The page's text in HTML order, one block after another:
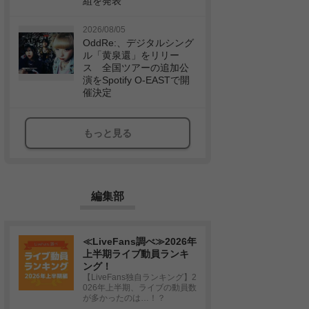
2026/08/05
OddRe:、デジタルシング
ル「黄泉還」をリリー
ス 全国ツアーの追加公
演をSpotify O-EASTで開
催決定
もっと見る
編集部
≪LiveFans調べ≫2026年
上半期ライブ動員ランキ
ング！
【LiveFans独自ランキング】2
026年上半期、ライブの動員数
が多かったのは…！？